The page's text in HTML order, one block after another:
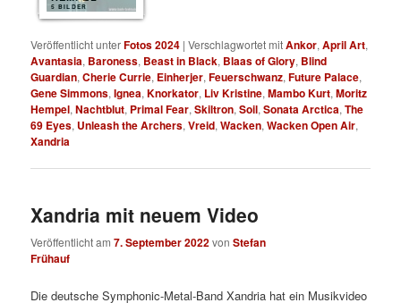
5 BILDER
Veröffentlicht unterFotos 2024 |Verschlagwortet mitAnkor,April Art,
Avantasia, Baroness, Beast in Black, Blaas of Glory, Blind
Guardian,Cherie Currie, Einherjer,Feuerschwanz,Future Palace,
Gene Simmons,Ignea,Knorkator, Liv Kristine,Mambo Kurt,Moritz
Hempel,Nachtblut, Primal Fear,Skiltron,Soil,Sonata Arctica,The
69 Eyes, Unleash the Archers,Vreid,Wacken,Wacken Open Air,
Xandria
Xandria mit neuem Video
Veröffentlicht am7. September 2022vonStefan
Frühauf
Die deutsche Symphonic-Metal-Band Xandria hat ein Musikvideo